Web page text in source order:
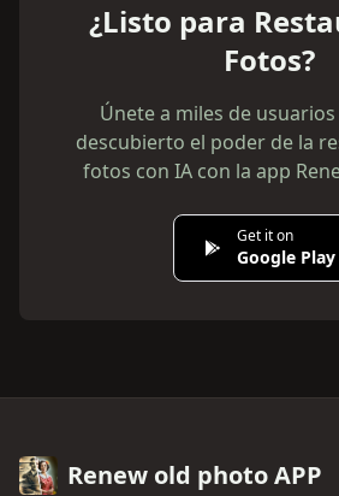
¿Listo para
Fotos?
Únete a miles de
descubierto el poder de la
fotos con IA con la app
Get it on
Google Play
Renew old photo APP